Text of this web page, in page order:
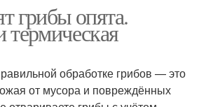
грибы опята.
термическая
обработке грибов — это
от мусора и повреждённых